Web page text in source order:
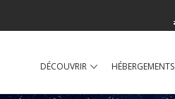
DÉCOUVRIR HÉBERGEMENTS